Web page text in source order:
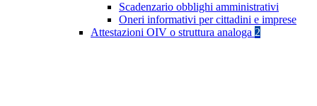
Scadenzario obblighi amministrativi
Oneri informativi per cittadini e imprese
Attestazioni OIV o struttura analoga 2